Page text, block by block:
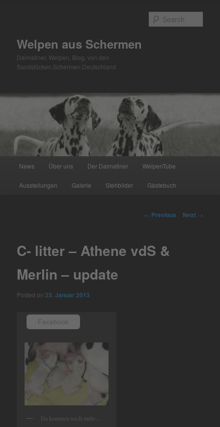
Welpen aus Schermen
Dalmatiner, Welpen, Blog, von den
Sandstücken,Schermen,Deutschland
News Über uns Der Dalmatiner WelpenTube
Ausstellungen Galerie Stehbilder Gästebuch
Post
← Previous Next →
C- litter – Athene vdS &
Merlin – update
Posted on23. Januar 2013
Facebook
Da kommen noch mehr…